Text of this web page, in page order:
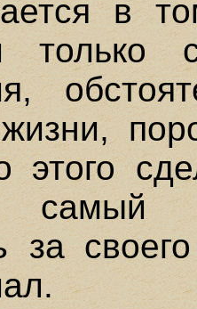
в
только
этого
самый
за